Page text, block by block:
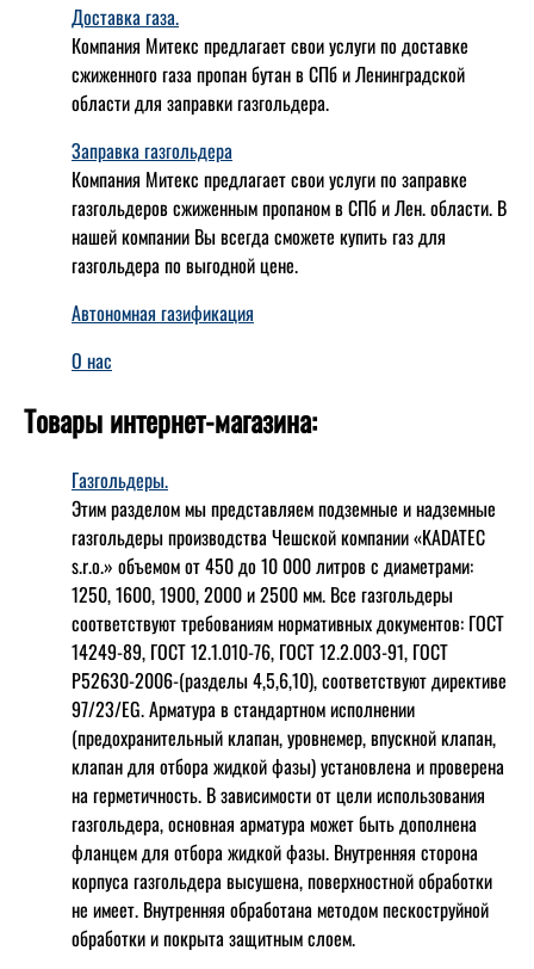
Доставка газа.
Компания Митекс предлагает свои услуги по доставке
сжиженного газа пропан бутан в СПб и Ленинградской
области для заправки газгольдера.
Заправка газгольдера
Компания Митекс предлагает свои услуги по заправке
газгольдеров сжиженным пропаном в СПб и Лен. области. В
нашей компании Вы всегда сможете купить газ для
газгольдера по выгодной цене.
Автономная газификация
О нас
Товары интернет-магазина:
Газгольдеры.
Этим разделом мы представляем подземные и надземные
газгольдеры производства Чешской компании «KADATEC
s.r.o.» объемом от 450 до 10 000 литров с диаметрами:
1250, 1600, 1900, 2000 и 2500 мм. Все газгольдеры
соответствуют требованиям нормативных документов: ГОСТ
14249-89, ГОСТ 12.1.010-76, ГОСТ 12.2.003-91, ГОСТ
Р52630-2006-(разделы 4,5,6,10), соответствуют директиве
97/23/EG. Арматура в стандартном исполнении
(предохранительный клапан, уровнемер, впускной клапан,
клапан для отбора жидкой фазы) установлена и проверена
на герметичность. В зависимости от цели использования
газгольдера, основная арматура может быть дополнена
фланцем для отбора жидкой фазы. Внутренняя сторона
корпуса газгольдера высушена, поверхностной обработки
не имеет. Внутренняя обработана методом пескоструйной
обработки и покрыта защитным слоем.